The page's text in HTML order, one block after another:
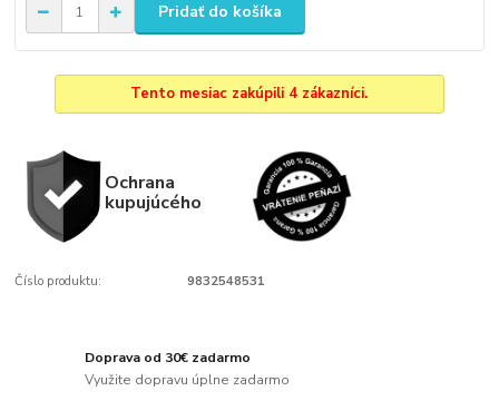
Pridať do košíka
Tento mesiac zakúpili 4 zákazníci.
Ochrana
kupujúcého
Číslo produktu: 9832548531
Doprava od 30€ zadarmo
Využite dopravu úplne zadarmo